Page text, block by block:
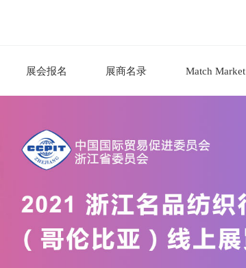
展会报名 展商名录 Match Market